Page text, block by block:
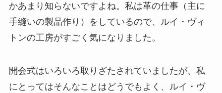
かあまり知らないですよね。私は革の仕事（主に
手縫いの製品作り）をしているので、ルイ・ヴィ
トンの工房がすごく気になりました。
開会式はいろいろ取りざたされていましたが、私
にとってはそんなことはどうでもよく、ルイ・ヴ